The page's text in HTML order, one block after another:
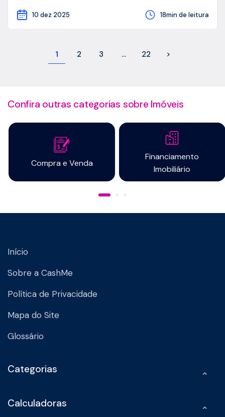
10 dez 2025 18min de leitura
1 2 3 … 22 >
Confira outras categorias sobre Imóveis
Compra e Venda
Financiamento
Imobiliário
Início
Sobre a CashMe
Política de Privacidade
Mapa do Site
Glossário
Categorias
Calculadoras